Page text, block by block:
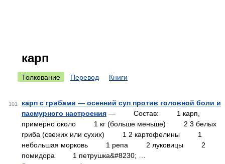
карп
Толкование Перевод Книги
101
карп с грибами — осенний суп против головной боли и
пасмурного настроения — Состав: 1 карп,
примерно около 1 кг (больше меньше) 2 3 белых
гриба (свежих или сухих) 1 2 картофелины 1
небольшая морковь 1 репа 2 луковицы 2
помидора 1 петрушка&#8230; …